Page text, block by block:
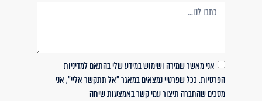
אני מאשר שמירה ושימוש במידע שלי בהתאם למדיניות
הפרטיות. ככל שפרטיי נמצאים במאגר "אל תתקשר אליי", אני
מסכים שהחברה תיצור עמי קשר באמצעות שיחה